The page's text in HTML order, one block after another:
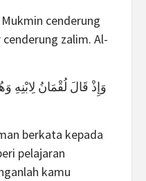
cenderung
zalim. Al-
وَإِذْ قَالَ لُقْمَانُ لِابْنِهِ
berkata kepada
pelajaran
kamu